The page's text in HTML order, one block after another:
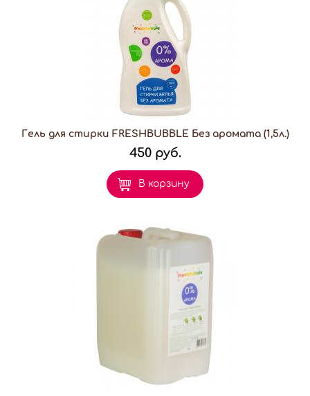
Гель для стирки FRESHBUBBLE Без аромата (1,5л.)
450 руб.
В корзину